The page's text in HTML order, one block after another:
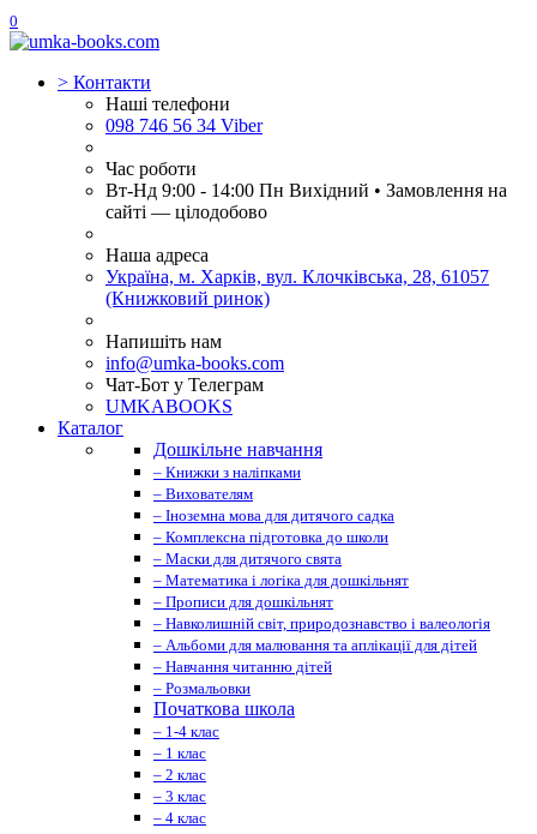
0
> Контакти
Наші телефони
098 746 56 34 Viber
Час роботи
Вт-Нд 9:00 - 14:00 Пн Вихідний • Замовлення на
сайті — цілодобово
Наша адреса
Україна, м. Харків, вул. Клочківська, 28, 61057
(Книжковий ринок)
Напишіть нам
info@umka-books.com
Чат-Бот у Телеграм
UMKABOOKS
Каталог
Дошкільне навчання
– Книжки з наліпками
– Вихователям
– Іноземна мова для дитячого садка
– Комплексна підготовка до школи
– Маски для дитячого свята
– Математика і логіка для дошкільнят
– Прописи для дошкільнят
– Навколишній світ, природознавство і валеологія
– Альбоми для малювання та аплікації для дітей
– Навчання читанню дітей
– Розмальовки
Початкова школа
– 1-4 клас
– 1 клас
– 2 клас
– 3 клас
– 4 клас